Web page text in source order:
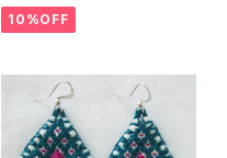
10%OFF